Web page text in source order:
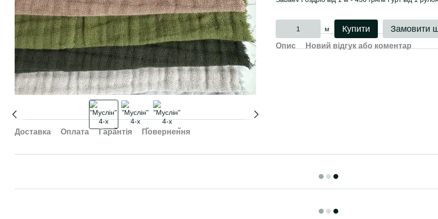
Доставка Оплата Гарантія Повернення
м Купити Замовити
Опис Новий відгук або коментар